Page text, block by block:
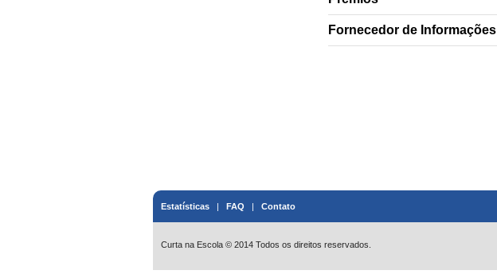
Fornecedor de Informações
Estatísticas | FAQ | Contato
Curta na Escola © 2014 Todos os direitos reservados.